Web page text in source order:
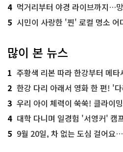
4 먹거리부터 야경 라이브까지…
5 시민이 사랑한 '찐' 로컬 명소 어디
많이 본 뉴스
1 주황색 리본 따라 한강부터 메타세쿼이
2 한강 다리 아래서 영화 한 편! '
3 우리 아이 체력이 쑥쑥! 클라이
4 대학 다니며 일경험 '서영커' 캠
5 9월 20일, 차 없는 도심 걸어요…'서울